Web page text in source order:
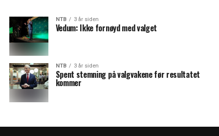
NTB 3 år siden
Vedum: Ikke fornøyd med valget
NTB 3 år siden
Spent stemning på valgvakene før resultatet
kommer